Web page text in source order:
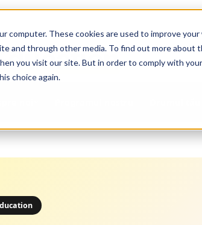
computer. These cookies are used to improve
and through other media. To find out more about
you visit our site. But in order to comply with
choice again.